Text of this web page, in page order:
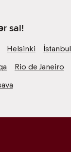
sal!
Helsinki İstanbul
Rio de Janeiro